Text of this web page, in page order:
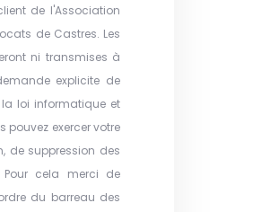
de l'Association
de Castres. Les
ni transmises à
explicite de
loi informatique et
pouvez exercer votre
de suppression des
Pour cela merci de
du barreau des